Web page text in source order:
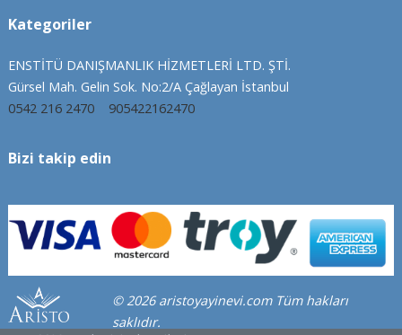
Kategoriler
ENSTİTÜ DANIŞMANLIK HİZMETLERİ LTD. ŞTİ.
Gürsel Mah. Gelin Sok. No:2/A Çağlayan İstanbul
0542 216 2470
905422162470
Bizi takip edin
© 2026 aristoyayinevi.com Tüm hakları
saklıdır.